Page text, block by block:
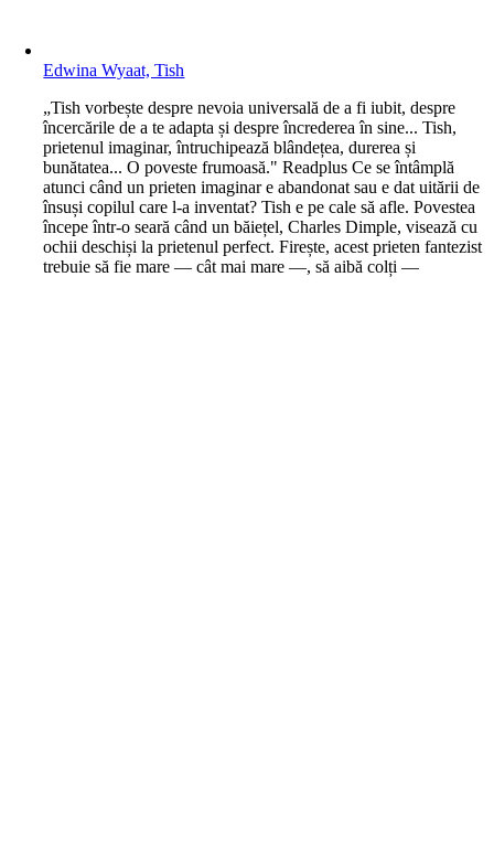
Edwina Wyaat, Tish
„Tish vorbește despre nevoia universală de a fi iubit, despre
încercările de a te adapta și despre încrederea în sine... Tish,
prietenul imaginar, întruchipează blândețea, durerea și
bunătatea... O poveste frumoasă." Readplus Ce se întâmplă
atunci când un prieten imaginar e abandonat sau e dat uitării de
însuși copilul care l-a inventat? Tish e pe cale să afle. Povestea
începe într-o seară când un băiețel, Charles Dimple, visează cu
ochii deschiși la prietenul perfect. Firește, acest prieten fantezist
trebuie să fie mare — cât mai mare —, să aibă colți —